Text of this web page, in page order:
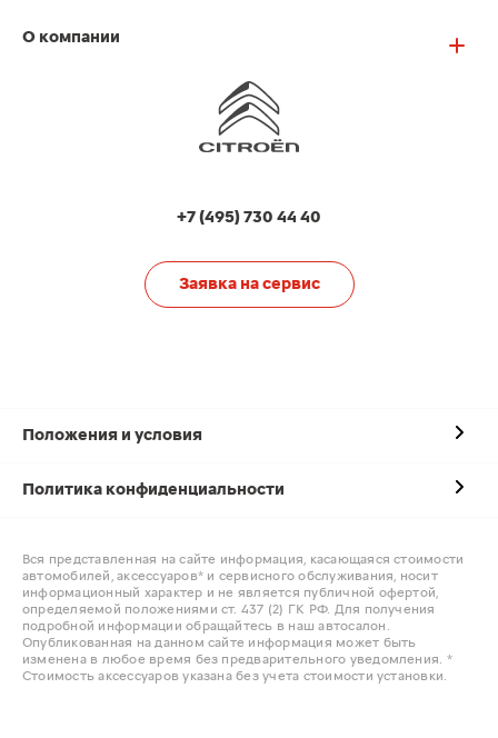
О компании
+7 (495) 730 44 40
Заявка на сервис
Положения и условия
Политика конфиденциальности
Вся представленная на сайте информация, касающаяся стоимости
автомобилей, аксессуаров* и сервисного обслуживания, носит
информационный характер и не является публичной офертой,
определяемой положениями ст. 437 (2) ГК РФ. Для получения
подробной информации обращайтесь в наш автосалон.
Опубликованная на данном сайте информация может быть
изменена в любое время без предварительного уведомления. *
Стоимость аксессуаров указана без учета стоимости установки.